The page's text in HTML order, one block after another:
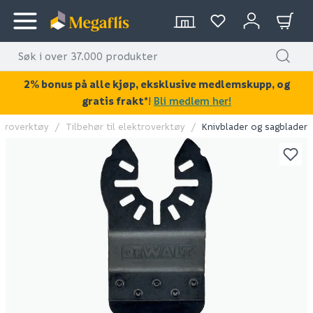
KAN DISSE VÆRE AV INTERESSE?
Tilbehør til elektroverktøy Knivblader og sagblader
2% bonus på alle kjøp, eksklusive medlemskupp, og
gratis frakt*! Bli medlem her!